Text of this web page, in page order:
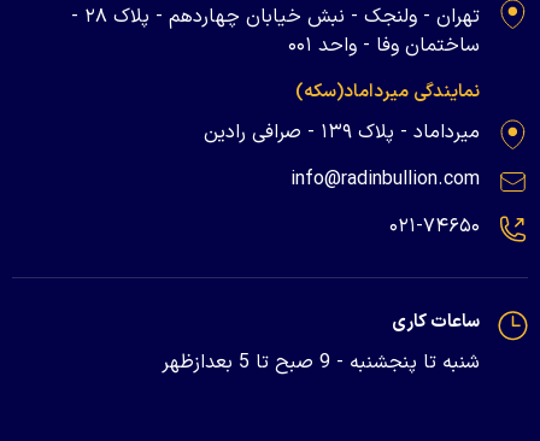
تهران - ولنجک - نبش خیابان چهاردهم - پلاک ۲۸ -
ساختمان وفا - واحد ۰۰۱
نمایندگی میرداماد(سکه)
میرداماد - پلاک ۱۳۹ - صرافی رادین
info@radinbullion.com
۰۲۱-۷۴۶۵۰
ساعات کاری
شنبه تا پنجشنبه - 9 صبح تا 5 بعدازظهر